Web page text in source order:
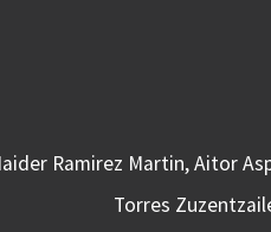
Ramirez Martin, Aitor
Torres